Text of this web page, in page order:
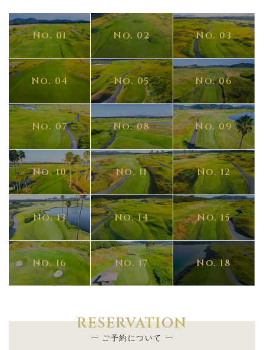
No. 01 No. 02 No. 03
No. 04 No. 05 No. 06
No. 07 No. 08 No. 09
No. 10 No. 11 No. 12
No. 13 No. 14 No. 15
No. 16 No. 17 No. 18
RESERVATION
ご予約について